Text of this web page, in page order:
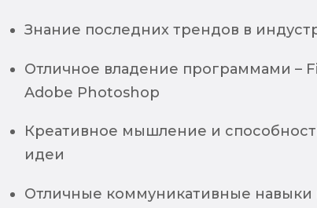
Знание последних трендов в
Отличное владение программами –
Adobe Photoshop
Креативное мышление и
идеи
Отличные коммуникативные навыки